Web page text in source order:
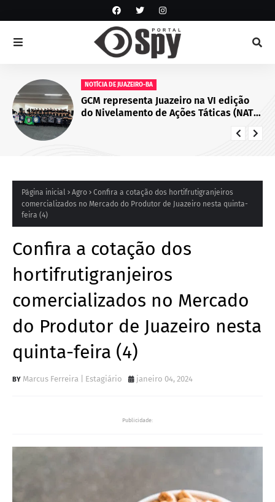
NOTÍCIA DE JUAZEIRO-BA
GCM representa Juazeiro na VI edição
do Nivelamento de Ações Táticas (NAT-
Página inicial Agro
Confira a cotação dos hortifrutigranjeiros
comercializados no Mercado do Produtor de Juazeiro nesta quinta-
feira (4)
Confira a cotação dos
hortifrutigranjeiros
comercializados no Mercado
do Produtor de Juazeiro nesta
quinta-feira (4)
Marcus Ferreira | Estagiário janeiro 04, 2024
Publicidade: